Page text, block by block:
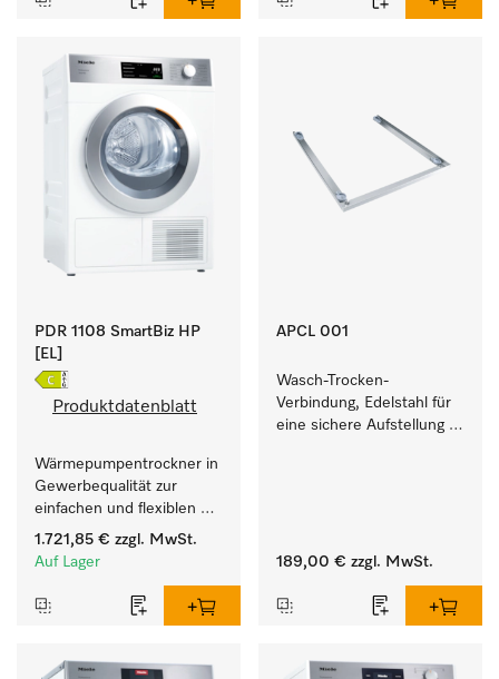
Leistung 8 kg  in 49 min .
Leistung 7 kg  in 49 min .
PDR 1108 SmartBiz HP
[EL]
Produktdatenblatt
Wärmepumpentrockner in
Gewerbequalität zur
einfachen und flexiblen
Aufstellung ohne
Abluftleitung.
1.721,85 € zzgl. MwSt.
Auf Lager
APCL 001
Wasch-Trocken-
Verbindung, Edelstahl für
eine sichere Aufstellung
189,00 € zzgl. MwSt.